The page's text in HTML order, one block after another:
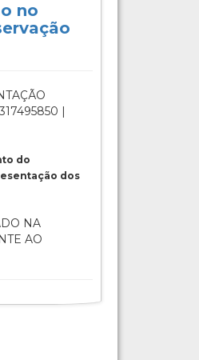
no
|
do
dos
NA
AO